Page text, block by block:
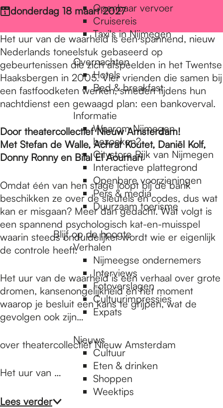
Openbaar vervoer
Cruisereis
Taxi's in Nijmegen
Overnachten
Hotels
Bed & breakfast
Informatie
Waarom Nijmegen
bezoeken?
Citystore Rijk van Nijmegen
Interactieve plattegrond
Openbare voorzieningen
Pers & media
Duurzaam toerisme
Blijf op de hoogte
Verhalen
Nijmeegse ondernemers
Interviews
Fotoverslagen
Cultuurimpressies
Expats
Nieuws
Cultuur
Eten & drinken
Shoppen
Weektips
donderdag 18 maart 2027
Het uur van de waarheid is een spannend, nieuw
Nederlands toneelstuk gebaseerd op
gebeurtenissen die zich afspeelden in het Twentse
Haaksbergen in 2005. Vier vrienden die samen bij
een fastfoodketen werken, smeden tijdens hun
nachtdienst een gewaagd plan: een bankoverval.
Door theatercollectief Nieuw Amsterdam!
Met Stefan de Walle, Achraf Koutet, Daniël Kolf,
Donny Ronny en Bilal El Aoumari
Omdat één van hen stage loopt bij de bank
beschikken ze over de sleutels en codes, dus wat
kan er misgaan? Meer dan gedacht. Wat volgt is
een spannend psychologisch kat-en-muisspel
waarin steeds onduidelijker wordt wie er eigenlijk
de controle heeft.
Het uur van de waarheid is een verhaal over grote
dromen, kansenongelijkheid en het moment
waarop je besluit een kans te grijpen, wat de
gevolgen ook zijn…
over theatercollectief Nieuw Amsterdam
Het uur van …
Lees verder